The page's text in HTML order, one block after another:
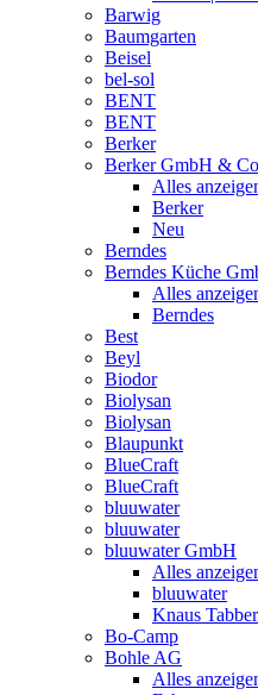
Barwig
Baumgarten
Beisel
bel-sol
BENT
BENT
Berker
Berker GmbH &
Alles
Berker
Neu
Berndes
Berndes Küche
Alles
Berndes
Best
Beyl
Biodor
Biolysan
Biolysan
Blaupunkt
BlueCraft
BlueCraft
bluuwater
bluuwater
bluuwater GmbH
Alles
bluuwater
Knaus
Bo-Camp
Bohle AG
Alles